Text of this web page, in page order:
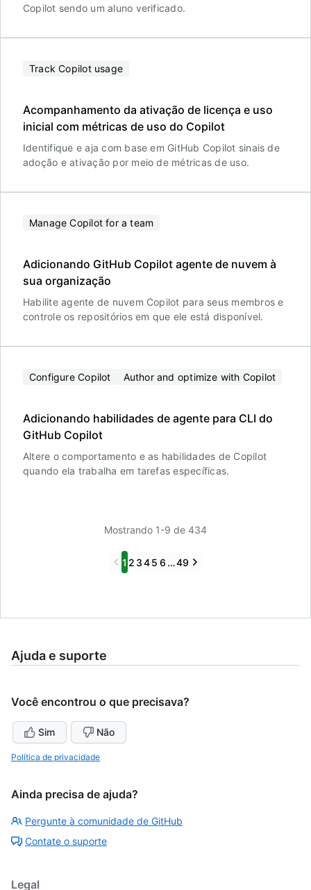
Copilot sendo um aluno verificado.
Track Copilot usage
Acompanhamento da ativação de licença e uso
inicial com métricas de uso do Copilot
Identifique e aja com base em GitHub Copilot sinais de
adoção e ativação por meio de métricas de uso.
Manage Copilot for a team
Adicionando GitHub Copilot agente de nuvem à
sua organização
Habilite agente de nuvem Copilot para seus membros e
controle os repositórios em que ele está disponível.
Configure Copilot Author and optimize with Copilot
Adicionando habilidades de agente para CLI do
GitHub Copilot
Altere o comportamento e as habilidades de Copilot
quando ela trabalha em tarefas específicas.
Mostrando 1-9 de 434
Previous
1 2 345 6 …49 Next
Ajuda e suporte
Você encontrou o que precisava?
Sim Não
Política de privacidade
Ainda precisa de ajuda?
Pergunte à comunidade de GitHub
Contate o suporte
Legal